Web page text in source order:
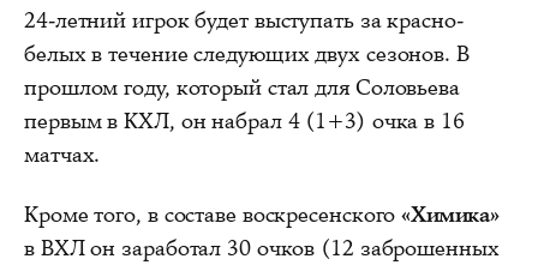
24-летний игрок будет выступать за красно-
белых в течение следующих двух сезонов. В
прошлом году, который стал для Соловьева
первым в КХЛ, он набрал 4 (1+3) очка в 16
матчах.
Кроме того, в составе воскресенского«Химика»
в ВХЛ он заработал 30 очков (12 заброшенных